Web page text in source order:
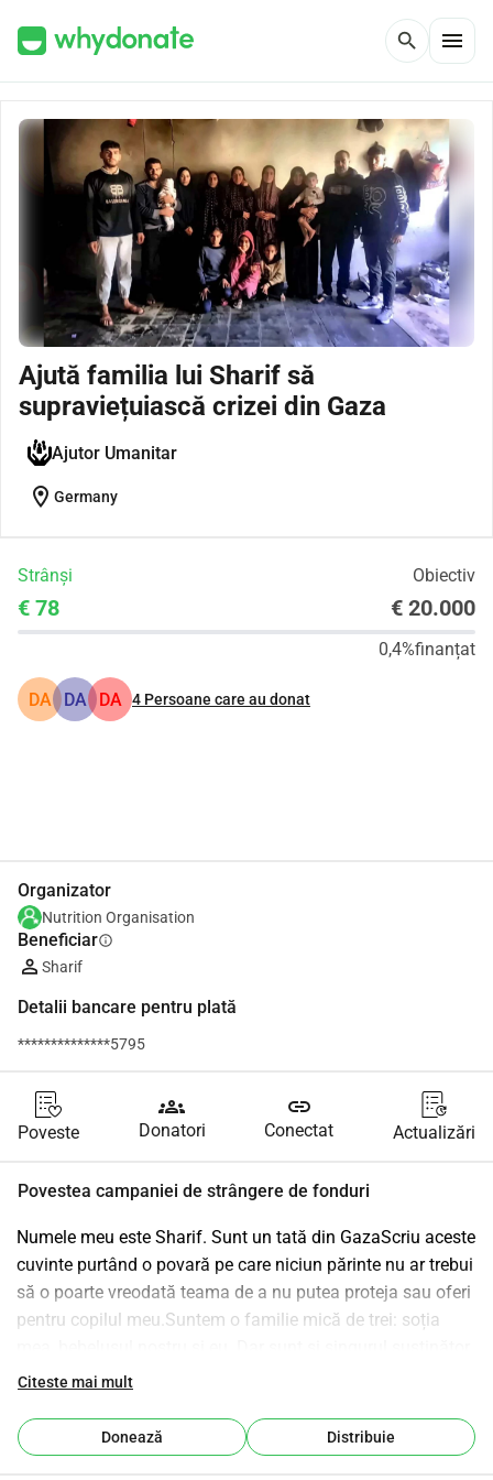
search menu
Ajută familia lui Sharif să
supraviețuiască crizei din Gaza
Ajutor Umanitar
location_on Germany
Strânși Obiectiv
€ 78 € 20.000
0,4%finanțat
DA DA DA 4 Persoane care au donat
Organizator
Nutrition Organisation
Beneficiarinfo
Sharif
Detalii bancare pentru plată
**************5795
Poveste
groups
Donatori
link
Conectat Actualizări
Povestea campaniei de strângere de fonduri
Numele meu este Sharif. Sunt un tată din GazaScriu aceste
cuvinte purtând o povară pe care niciun părinte nu ar trebui
să o poarte vreodată teama de a nu putea proteja sau oferi
pentru copilul meu.Suntem o familie mică de trei: soția
pentru familia mea extinsă de unsprezece persoane. Tatăl
altcineva.Înainte de război, trăiam o viață simplă. Aveam
vise nu de bogăție sau lux ci de siguranță, stabilitate și un
Citeste mai mult
Donează Distribuie